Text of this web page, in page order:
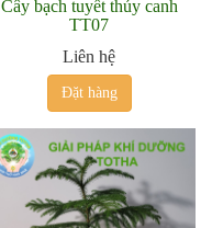
Cây bạch tuyết thủy canh
TT07
Liên hệ
Đặt hàng